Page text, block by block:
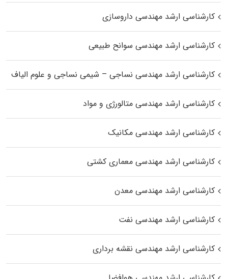
کارشناسی ارشد مهندسی داروسازی
کارشناسی ارشد مهندسی سوانح طبیعی
کارشناسی ارشد مهندسی نساجی – شیمی نساجی و علوم الیاف
کارشناسی ارشد مهندسی متالورژی و مواد
کارشناسی ارشد مهندسی مکانیک
کارشناسی ارشد مهندسی معماری کشتی
کارشناسی ارشد مهندسی معدن
کارشناسی ارشد مهندسی نفت
کارشناسی ارشد مهندسی نقشه برداری